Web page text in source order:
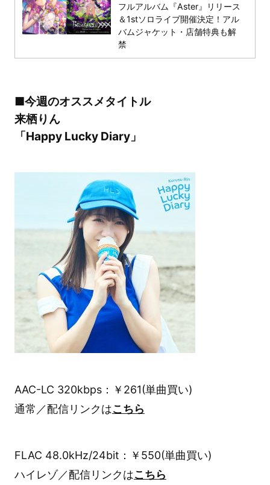
フルアルバム『Aster』リリース
＆1stソロライブ開催決定！アル
バムジャケット・店舗特典も解
禁
■今週のオススメタイトル
来栖りん
「Happy Lucky Diary」
AAC-LC 320kbps：￥261(単曲買い)
通常／配信リンクはこちら
FLAC 48.0kHz/24bit：￥550(単曲買い)
ハイレゾ／配信リンクはこちら